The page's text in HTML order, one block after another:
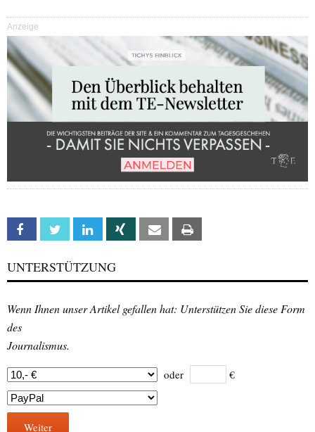
Anzeige
Facebook Twitter Linkedin Xing Email
UNTERSTÜTZUNG
Wenn Ihnen unser Artikel gefallen hat: Unterstützen Sie diese Form
des
Journalismus.
oder €
Weiter